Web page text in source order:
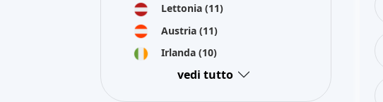
Lettonia (11)
Austria (11)
Irlanda (10)
vedi tutto